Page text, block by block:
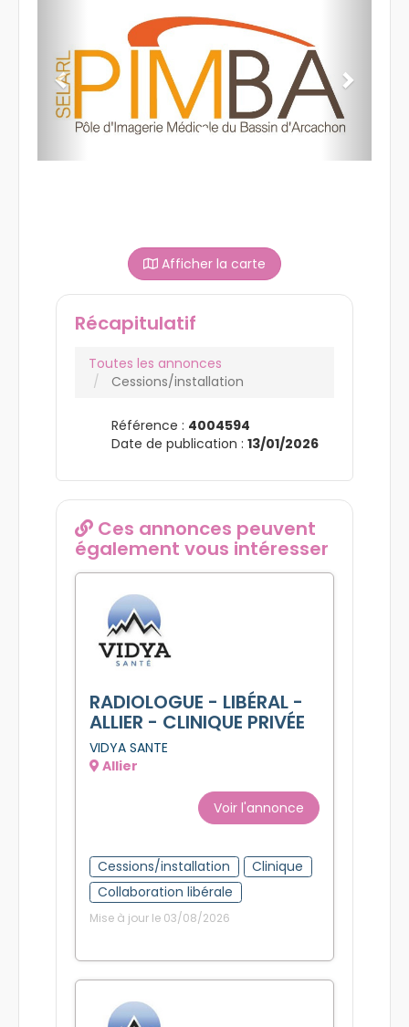
Afficher la carte
Récapitulatif
Toutes les annonces
Cessions/installation
Référence : 4004594
Date de publication : 13/01/2026
Ces annonces peuvent
également vous intéresser
RADIOLOGUE - LIBÉRAL -
ALLIER - CLINIQUE PRIVÉE
VIDYA SANTE
Allier
Voir l'annonce
Cessions/installation
Clinique
Collaboration libérale
Mise à jour le 03/08/2026